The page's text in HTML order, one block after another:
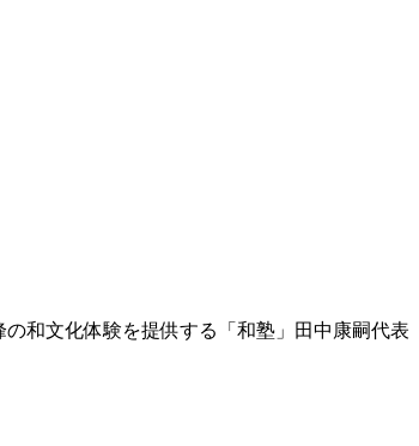
和文化体験を提供する「和塾」田中康嗣代表